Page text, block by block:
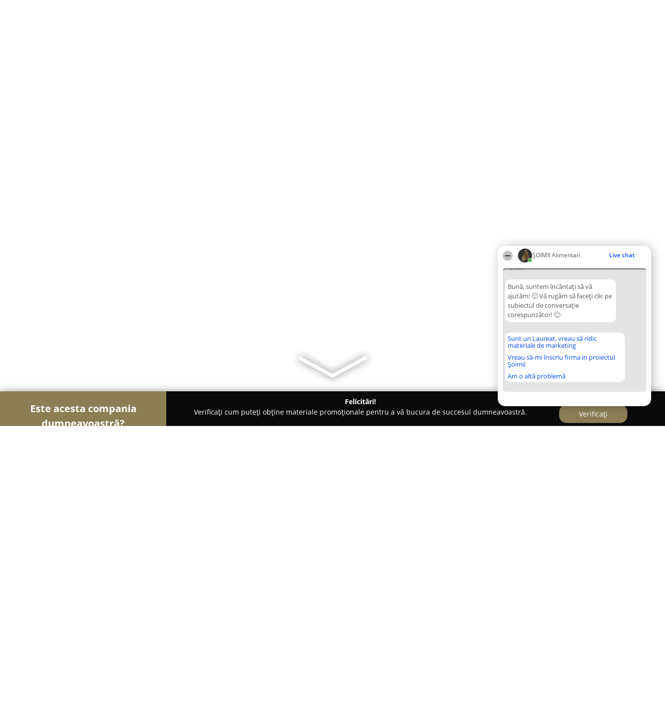
ŞOIMII Alimentari Live chat
21:00
Bună, suntem încântați să vă
ajutăm! 🙂 Vă rugăm să faceți clic pe
subiectul de conversație
corespunzător! 🙂
Sunt un Laureat, vreau să ridic
materiale de marketing
Vreau să-mi înscriu firma in proiectul
Șoimii
Am o altă problemă
Este acesta compania
dumneavoastră?
Felicitări!
Verificați cum puteți obține materiale promoționale pentru a vă bucura de succesul dumneavoastră.
Verificați